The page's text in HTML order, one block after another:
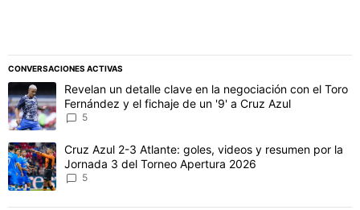
CONVERSACIONES ACTIVAS
Este listado muestra los artículos con más comentarios en los
Un artículo de tendencia con el título "Revelan un detalle clave
Revelan un detalle clave en la negociación con el Toro
Fernández y el fichaje de un '9' a Cruz Azul
5
Un artículo de tendencia con el título "Cruz Azul 2-3 Atlante:
Cruz Azul 2-3 Atlante: goles, videos y resumen por la
Jornada 3 del Torneo Apertura 2026
5